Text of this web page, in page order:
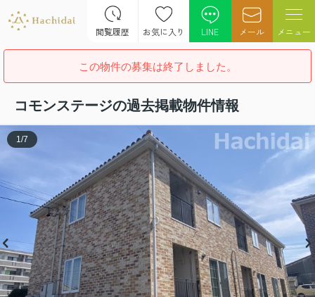
閲覧履歴 お気に入り LINE メール メニュー
この物件の募集は終了しました。
コモンステージの過去掲載物件情報
1 /7